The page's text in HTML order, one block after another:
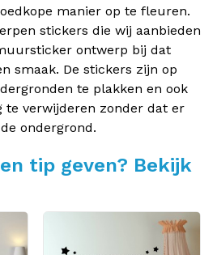
manier op te fleuren.
stickers die wij aanbieden
ontwerp bij dat
smaak. De stickers zijn op
te plakken en ook
te verwijderen zonder dat er
ondergrond.
tip geven? Bekijk